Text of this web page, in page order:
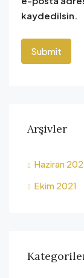
kaydedilsin.
Arşivler
Haziran
Ekim 2021